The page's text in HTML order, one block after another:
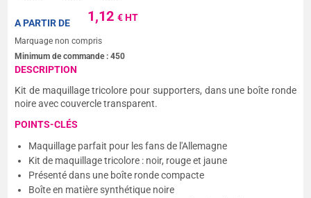
1,12€ HT
A PARTIR DE
Marquage non compris
Minimum de commande :450
DESCRIPTION
Kit de maquillage tricolore pour supporters, dans une boîte ronde
noire avec couvercle transparent.
POINTS-CLÉS
Maquillage parfait pour les fans de l'Allemagne
Kit de maquillage tricolore : noir, rouge et jaune
Présenté dans une boîte ronde compacte
Boîte en matière synthétique noire